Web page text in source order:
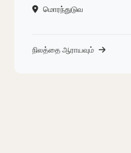
மொரந்துடுவ
நிலத்தை ஆராயவும்